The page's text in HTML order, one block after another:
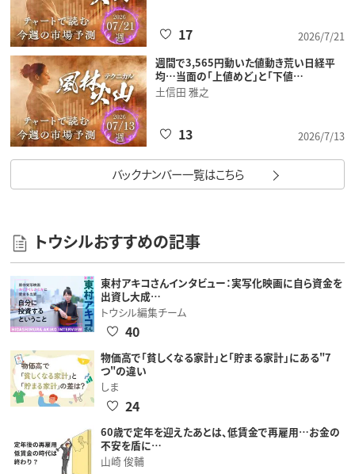
2026/7/21
17
週間で3,565円動いた値動き荒い日経平
均…当面の「上値めど」と「下値…
土信田 雅之
2026/7/13
13
バックナンバー一覧はこちら
トウシルおすすめの記事
東村アキコさんインタビュー：実写化映画に自ら資金を
出資し大成…
トウシル編集チーム
40
物価高で「貧しくなる家計」と「貯まる家計」にある"7
つ"の違い
しま
24
60歳で定年を迎えたあとは、低賃金で再雇用…お金の
不安を盾に…
山崎 俊輔